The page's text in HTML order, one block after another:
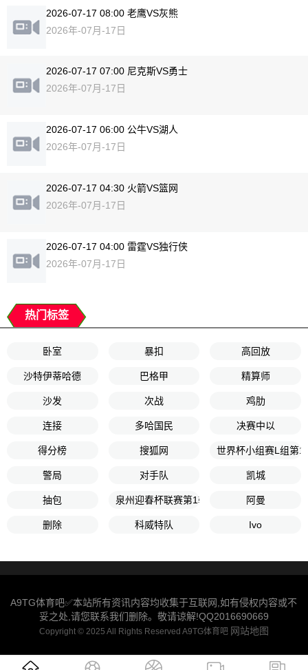
2026-07-17 08:00 老鹰VS灰熊
2026年-07月-17日
2026-07-17 07:00 尼克斯VS勇士
2026年-07月-17日
2026-07-17 06:00 公牛VS湖人
2026年-07月-17日
2026-07-17 04:30 火箭VS篮网
2026年-07月-17日
2026-07-17 04:00 雷霆VS独行侠
2026年-07月-17日
热门标签
卧室 暴扣 高回放
沙特伊蒂哈德 巴格甲 精算师
沙发 次战 鸡肋
连接 多哈国民 决赛中以
得分榜 搜狐网 世界杯小组赛L组第1
警局 对手队 凯城
抽包 泉州迎春杯联赛第1轮 阿曼
删除 科威特队 Ivo
A9TG体育吧✅本站所有资讯内容均收集于互联网,如有侵权内容或不
妥之处,请您联系我们删除。敬请谅解!QQ2016690669
Copyright © 2025 All Rights Reserved A9TG体育吧 网站地图